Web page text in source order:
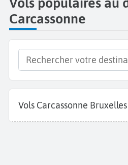
Carcassonne
Vols Carcassonne Bruxelles